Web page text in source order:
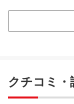
クチコミ・